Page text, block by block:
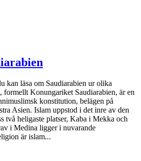
kan läsa om Saudiarabien ur olika
formellt Konungariket Saudiarabien, är en
konstitution, belägen på
Asien. Islam uppstod i det inre av den
två heligaste platser, Kaba i Mekka och
i Medina ligger i nuvarande
är islam...